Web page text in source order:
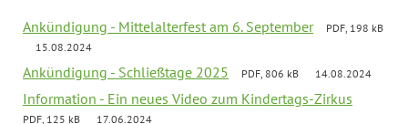
Ankündigung - Mittelalterfest am 6. September
PDF, 198 kB
15.08.2024
Ankündigung - Schließtage 2025 PDF, 806 kB 14.08.2024
Information - Ein neues Video zum Kindertags-Zirkus
PDF, 125 kB 17.06.2024